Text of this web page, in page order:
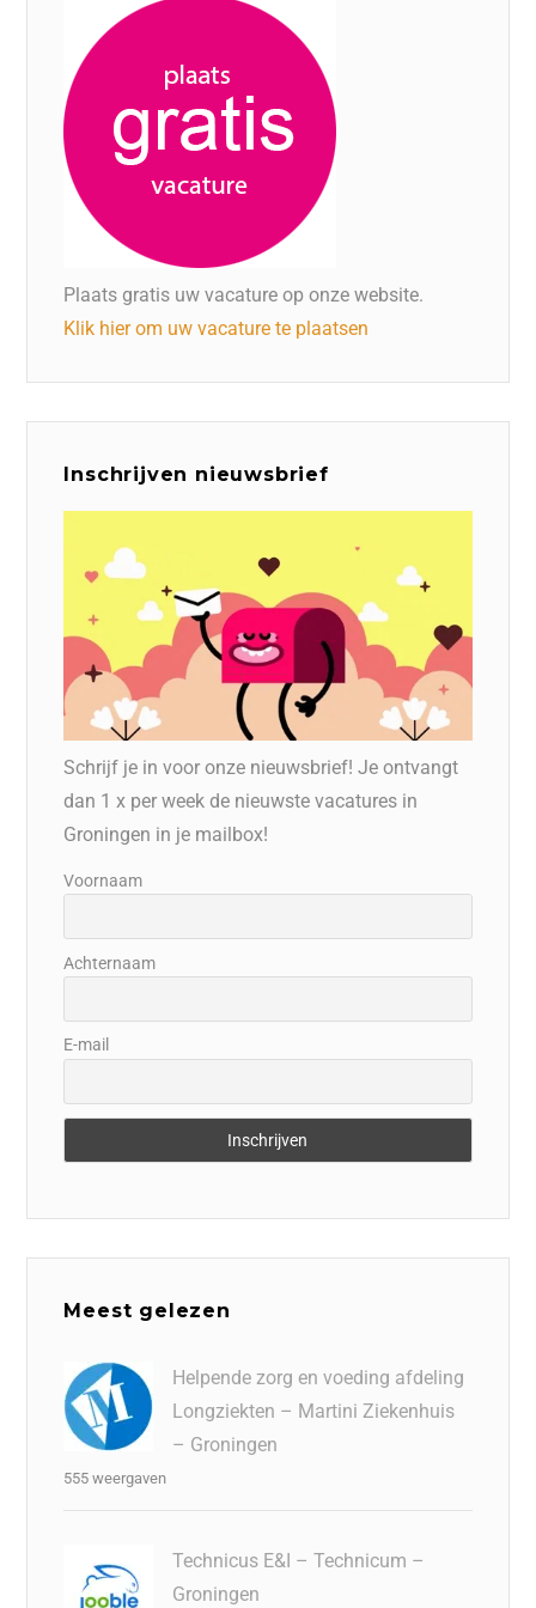
Plaats gratis uw vacature op onze website.
Klik hier om uw vacature te plaatsen
Inschrijven nieuwsbrief
Schrijf je in voor onze nieuwsbrief! Je ontvangt
dan 1 x per week de nieuwste vacatures in
Groningen in je mailbox!
Voornaam
Achternaam
E-mail
Meest gelezen
Helpende zorg en voeding afdeling
Longziekten – Martini Ziekenhuis
– Groningen
555 weergaven
Technicus E&I – Technicum –
Groningen